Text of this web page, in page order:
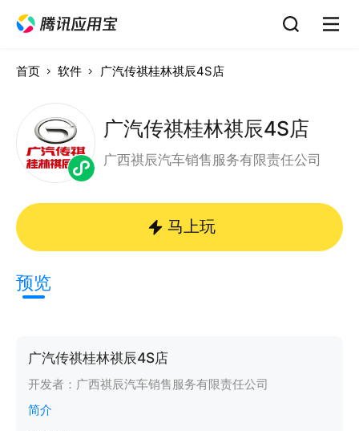
首页 软件 广汽传祺桂林祺辰4S店
广汽传祺桂林祺辰4S店
广西祺辰汽车销售服务有限责任公司
马上玩
预览
广汽传祺桂林祺辰4S店
开发者： 广西祺辰汽车销售服务有限责任公司
简介